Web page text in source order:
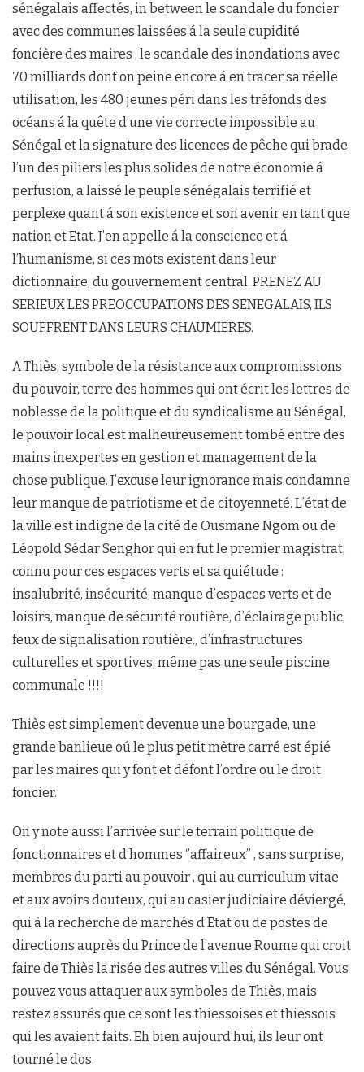
sénégalais affectés, in between le scandale du foncier
avec des communes laissées á la seule cupidité
foncière des maires , le scandale des inondations avec
70 milliards dont on peine encore á en tracer sa réelle
utilisation, les 480 jeunes péri dans les tréfonds des
océans á la quête d’une vie correcte impossible au
Sénégal et la signature des licences de pêche qui brade
l’un des piliers les plus solides de notre économie á
perfusion, a laissé le peuple sénégalais terrifié et
perplexe quant á son existence et son avenir en tant que
nation et Etat. J’en appelle á la conscience et á
l’humanisme, si ces mots existent dans leur
dictionnaire, du gouvernement central. PRENEZ AU
SERIEUX LES PREOCCUPATIONS DES SENEGALAIS, ILS
SOUFFRENT DANS LEURS CHAUMIERES.
A Thiès, symbole de la résistance aux compromissions
du pouvoir, terre des hommes qui ont écrit les lettres de
noblesse de la politique et du syndicalisme au Sénégal,
le pouvoir local est malheureusement tombé entre des
mains inexpertes en gestion et management de la
chose publique. J’excuse leur ignorance mais condamne
leur manque de patriotisme et de citoyenneté. L’état de
la ville est indigne de la cité de Ousmane Ngom ou de
Léopold Sédar Senghor qui en fut le premier magistrat,
connu pour ces espaces verts et sa quiétude :
insalubrité, insécurité, manque d’espaces verts et de
loisirs, manque de sécurité routière, d’éclairage public,
feux de signalisation routière., d’infrastructures
culturelles et sportives, même pas une seule piscine
communale !!!!
Thiès est simplement devenue une bourgade, une
grande banlieue oú le plus petit mètre carré est épié
par les maires qui y font et défont l’ordre ou le droit
foncier.
On y note aussi l’arrivée sur le terrain politique de
fonctionnaires et d’hommes ‘’affaireux’’ , sans surprise,
membres du parti au pouvoir , qui au curriculum vitae
et aux avoirs douteux, qui au casier judiciaire déviergé,
qui à la recherche de marchés d’Etat ou de postes de
directions auprès du Prince de l’avenue Roume qui croit
faire de Thiès la risée des autres villes du Sénégal. Vous
pouvez vous attaquer aux symboles de Thiès, mais
restez assurés que ce sont les thiessoises et thiessois
qui les avaient faits. Eh bien aujourd’hui, ils leur ont
tourné le dos.